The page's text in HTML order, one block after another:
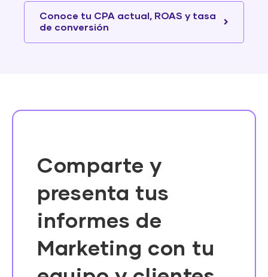
Conoce tu CPA actual, ROAS y tasa
de conversión
Comparte y
presenta tus
informes de
Marketing con tu